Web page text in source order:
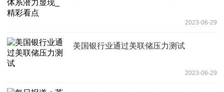
2023-06-29
美国银行业通过美联储压力测试
2023-06-29